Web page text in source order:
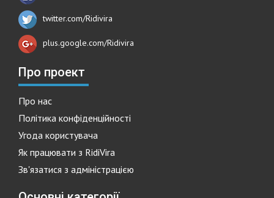
twitter.com/Ridivira
plus.google.com/Ridivira
Про проект
Про нас
Політика конфіденційності
Угода користувача
Як працювати з RidiVira
Зв'язатися з адміністрацією